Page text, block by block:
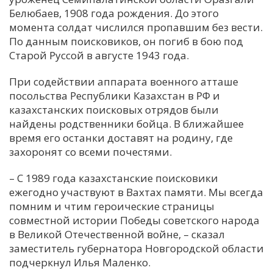
Белюбаев, 1908 года рождения. До этого
момента солдат числился пропавшим без вести.
По данным поисковиков, он погиб в бою под
Старой Руссой в августе 1943 года.
При содействии аппарата военного атташе
посольства Республики Казахстан в РФ и
казахстанских поисковых отрядов были
найдены родственники бойца. В ближайшее
время его останки доставят на родину, где
захоронят со всеми почестями.
– С 1989 года казахстанские поисковики
ежегодно участвуют в Вахтах памяти. Мы всегда
помним и чтим героические страницы
совместной истории Победы советского народа
в Великой Отечественной войне, – сказал
заместитель губернатора Новгородской области
подчеркнул Илья Маленко.